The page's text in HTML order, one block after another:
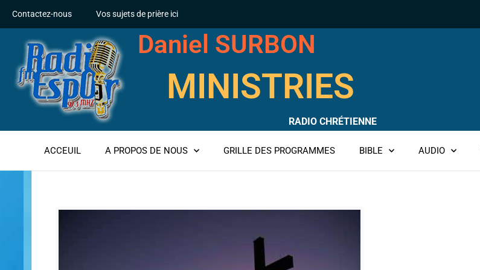
Contactez-nous Vos sujets de prière ici
Daniel SURBON
MINISTRIES
RADIO CHRÉTIENNE
ACCEUIL A PROPOS DE NOUS GRILLE DES PROGRAMMES BIBLE AUDIO